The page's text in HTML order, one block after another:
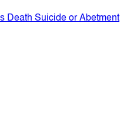
Death Suicide or Abetment